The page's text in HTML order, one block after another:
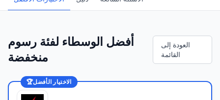
أفضل الوسطاء لفئة رسوم
منخفضة
العودة إلى
القائمة
🏆الاختيار الأفضل